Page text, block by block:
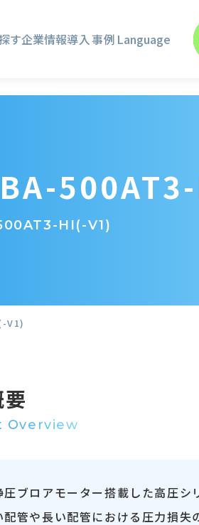
す企業情報導入事例 Language
HI(-V1)
V1)
Overview
圧ブロアモーター搭載した高圧シ
配管や長い配管における圧力損